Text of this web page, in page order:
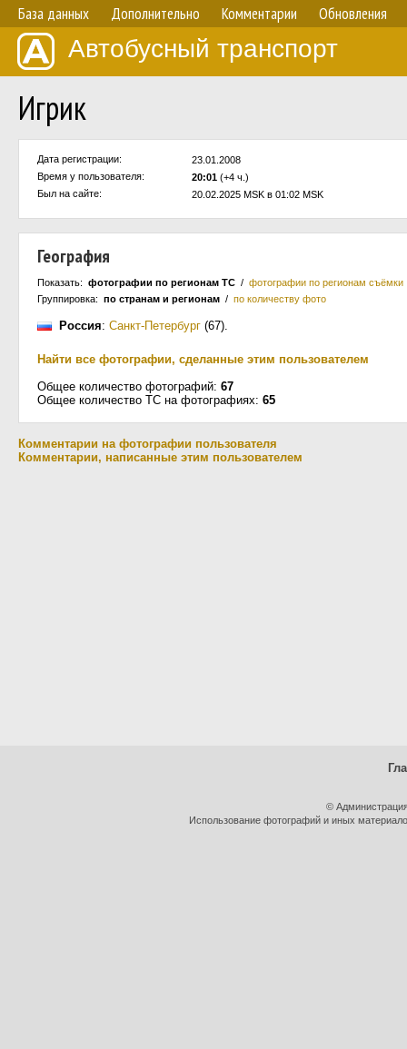
База данных Дополнительно Комментарии Обновления
Автобусный транспорт
Игрик
Дата регистрации:
23.01.2008
Время у пользователя:
20:01 (+4 ч.)
Был на сайте:
20.02.2025 MSK в 01:02 MSK
География
Показать: фотографии по регионам ТС / фотографии по регионам съёмки
Группировка: по странам и регионам / по количеству фото
Россия: Санкт-Петербург (67).
Найти все фотографии, сделанные этим пользователем
Общее количество фотографий: 67
Общее количество ТС на фотографиях: 65
Комментарии на фотографии пользователя
Комментарии, написанные этим пользователем
©
Использование фотографий и иных